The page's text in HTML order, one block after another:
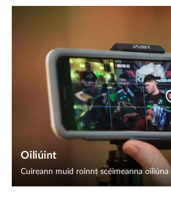
Oiliúint
Cuireann muid roinnt scéimeanna oiliúna